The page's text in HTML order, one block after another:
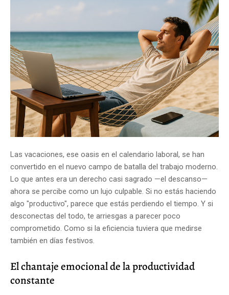
Las vacaciones, ese oasis en el calendario laboral, se han
convertido en el nuevo campo de batalla del trabajo moderno.
Lo que antes era un derecho casi sagrado —el descanso—
ahora se percibe como un lujo culpable. Si no estás haciendo
algo "productivo", parece que estás perdiendo el tiempo. Y si
desconectas del todo, te arriesgas a parecer poco
comprometido. Como si la eficiencia tuviera que medirse
también en días festivos.
El chantaje emocional de la productividad
constante